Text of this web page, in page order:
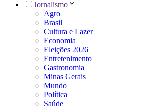
Jornalismo
Agro
Brasil
Cultura e Lazer
Economia
Eleições 2026
Entretenimento
Gastronomia
Minas Gerais
Mundo
Política
Saúde